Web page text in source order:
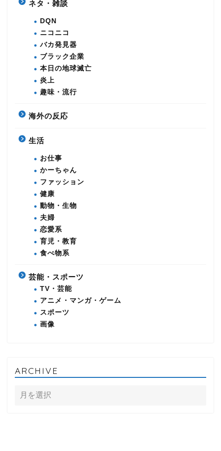
ネタ・雑談
DQN
ニコニコ
バカ発見器
ブラック企業
本日の地球滅亡
炎上
趣味・流行
海外の反応
生活
お仕事
かーちゃん
ファッション
健康
動物・生物
夫婦
恋愛系
育児・教育
食べ物系
芸能・スポーツ
TV・芸能
アニメ・マンガ・ゲーム
スポーツ
画像
ARCHIVE